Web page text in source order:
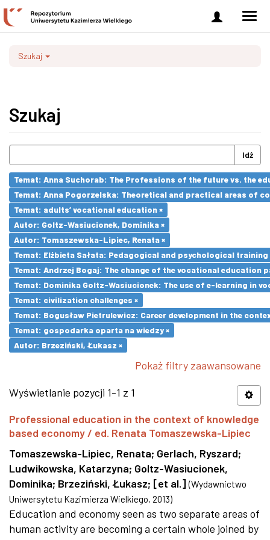
Zaloguj
się
Szukaj
Szukaj
Idź
Temat: Anna Suchorab: The Professions of the future vs. the
Temat: Anna Pogorzelska: Theoretical and practical areas of
Temat: adults’ vocational education ×
Autor: Goltz-Wasiucionek, Dominika ×
Autor: Tomaszewska-Lipiec, Renata ×
Temat: Elżbieta Sałata: Pedagogical and psychological
Temat: Andrzej Bogaj: The change of the vocational education
Temat: Dominika Goltz-Wasiucionek: The use of e-learning in
Temat: civilization challenges ×
Temat: Bogusław Pietrulewicz: Career development in the
Temat: gospodarka oparta na wiedzy ×
Autor: Brzeziński, Łukasz ×
Pokaż filtry zaawansowane
Wyświetlanie pozycji 1-1 z 1
Professional education in the context of knowledge
based economy / ed. Renata Tomaszewska-Lipiec
Tomaszewska-Lipiec, Renata; Gerlach, Ryszard;
Ludwikowska, Katarzyna; Goltz-Wasiucionek,
Dominika; Brzeziński, Łukasz; [et al.] (Wydawnictwo
Uniwersytetu Kazimierza Wielkiego, 2013)
Education and economy seen as two separate areas of
human activity are becoming a certain whole joined by